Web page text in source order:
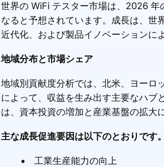
世界の WiFi テスター市場は、2026
なると予想されています。成長は、世
近代化、および製品イノベーションに
地域分布と市場シェア
地域別貢献度分析では、北米、ヨーロ
によって、収益を生み出す主要なハブ
は、資本投資の増加と産業基盤の拡大
主な成長促進要因は以下のとおりです。
工業生産能力の向上